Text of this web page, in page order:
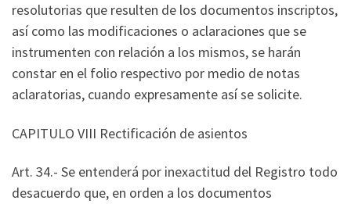
resolutorias que resulten de los documentos inscriptos,
así como las modificaciones o aclaraciones que se
instrumenten con relación a los mismos, se harán
constar en el folio respectivo por medio de notas
aclaratorias, cuando expresamente así se solicite.
CAPITULO VIII Rectificación de asientos
Art. 34.- Se entenderá por inexactitud del Registro todo
desacuerdo que, en orden a los documentos